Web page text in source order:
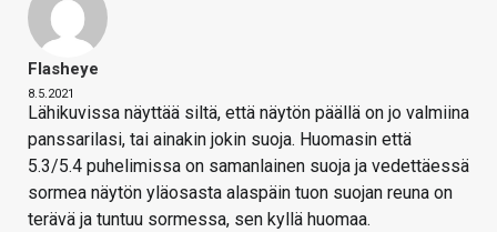
Flasheye
8.5.2021
Lähikuvissa näyttää siltä, että näytön päällä on jo valmiina
panssarilasi, tai ainakin jokin suoja. Huomasin että
5.3/5.4 puhelimissa on samanlainen suoja ja vedettäessä
sormea näytön yläosasta alaspäin tuon suojan reuna on
terävä ja tuntuu sormessa, sen kyllä huomaa.